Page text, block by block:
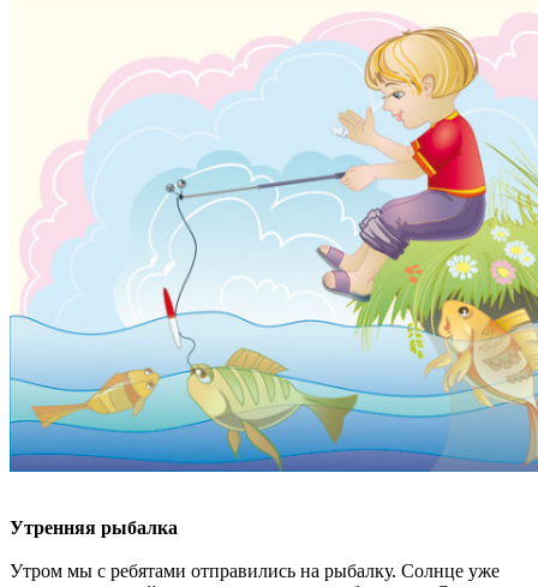
Утренняя рыбалка
Утром мы с ребятами отправились на рыбалку. Солнце уже